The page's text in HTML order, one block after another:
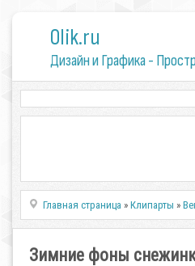
0lik.ru
Дизайн и Графика -
Главная страница »Клипарты »
Зимние фоны